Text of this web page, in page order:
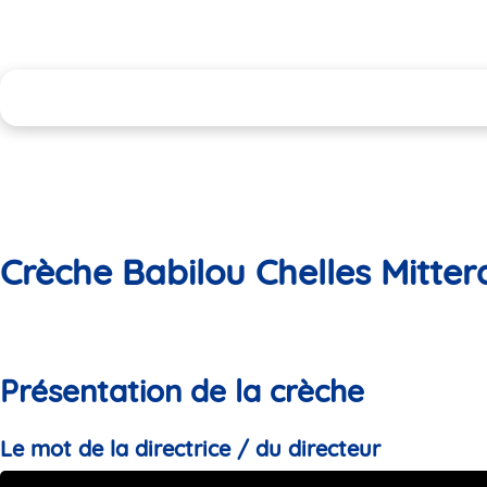
Crèche Babilou Chelles
Présentation de la crèche
Le mot de la directrice / du directeur